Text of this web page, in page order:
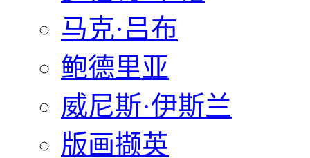
马克·吕布
鲍德里亚
威尼斯·伊斯兰
版画撷英